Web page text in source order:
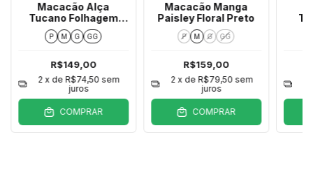
Macacão Alça
Tucano Folhagem
Preto
P M G GG
R$149,00
2 x de R$74,50 sem
juros
COMPRAR
Macacão Manga
Paisley Floral Preto
P M G GG
R$159,00
2 x de R$79,50 sem
juros
COMPRAR